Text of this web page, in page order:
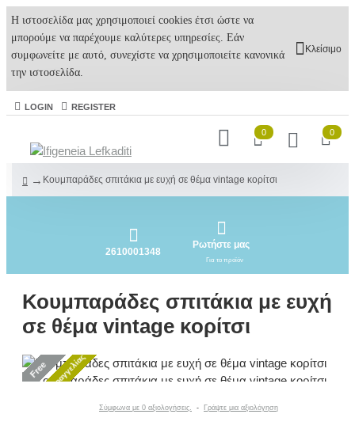
Η ιστοσελίδα μας χρησιμοποιεί cookies έτσι ώστε να
μπορούμε να παρέχουμε καλύτερες υπηρεσίες. Εάν
συμφωνείτε με αυτό, συνεχίστε να χρησιμοποιείτε κανονικά
την ιστοσελίδα.
Κλείσιμο
LOGIN REGISTER
0 0
Κουμπαράδες σπιτάκια με ευχή σε θέμα vintage κορίτσι
2610001348
Ρωτήστε μας
Για το προϊόν
Κουμπαράδες σπιτάκια με ευχή
σε θέμα vintage κορίτσι
Free
Κατόπιν παραγγελίας Σύμφωνα με 0 αξιολογήσεις. - Γράψτε μια αξιολόγηση